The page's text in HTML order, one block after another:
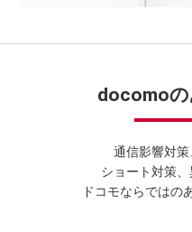
docomo
通信影響対策
ショート対策、
ドコモならではの